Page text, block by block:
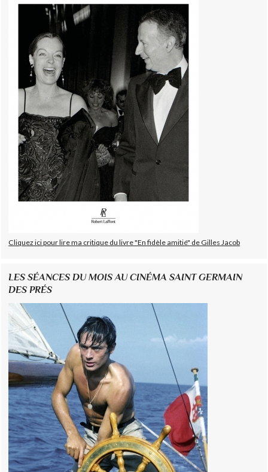
Cliquez ici pour lire ma critique du livre "En fidèle amitié" de Gilles Jacob
LES SÉANCES DU MOIS AU CINÉMA SAINT GERMAIN
DES PRÉS